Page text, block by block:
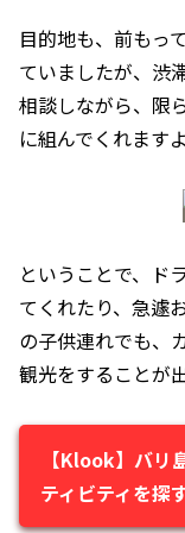
目的地も、前もっ
ていましたが、渋
相談しながら、限
に組んでくれますよ
ということで、ド
てくれたり、急遽
の子供連れでも、
観光をすることが
【Klook】バリ
ティビティを探